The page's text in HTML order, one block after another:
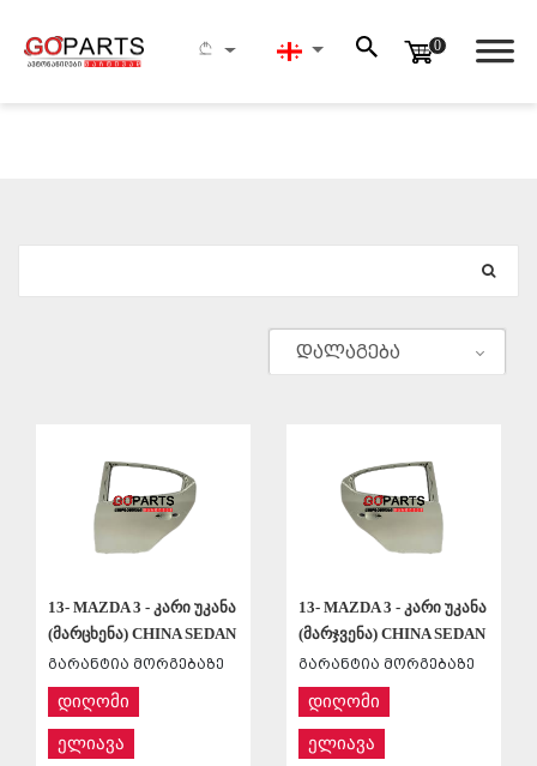
ᲫᲔᲑᲜᲐ
0
დალაგება
13- MAZDA 3 - კარი უკანა
(მარცხენა) CHINA SEDAN
გარანტია მორგებაზე
დიღომი
ელიავა
13- MAZDA 3 - კარი უკანა
(მარჯვენა) CHINA SEDAN
გარანტია მორგებაზე
დიღომი
ელიავა